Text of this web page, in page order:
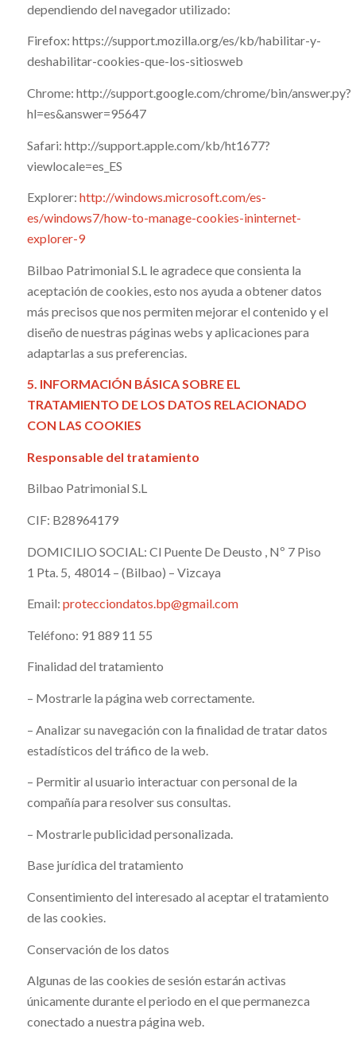
dependiendo del navegador utilizado:
Firefox: https://support.mozilla.org/es/kb/habilitar-y-
deshabilitar-cookies-que-los-sitiosweb
Chrome: http://support.google.com/chrome/bin/answer.py?
hl=es&answer=95647
Safari: http://support.apple.com/kb/ht1677?
viewlocale=es_ES
Explorer: http://windows.microsoft.com/es-
es/windows7/how-to-manage-cookies-ininternet-
explorer-9
Bilbao Patrimonial S.L le agradece que consienta la
aceptación de cookies, esto nos ayuda a obtener datos
más precisos que nos permiten mejorar el contenido y el
diseño de nuestras páginas webs y aplicaciones para
adaptarlas a sus preferencias.
5. INFORMACIÓN BÁSICA SOBRE EL
TRATAMIENTO DE LOS DATOS RELACIONADO
CON LAS COOKIES
Responsable del tratamiento
Bilbao Patrimonial S.L
CIF: B28964179
DOMICILIO SOCIAL: Cl Puente De Deusto , Nº 7 Piso
1 Pta. 5, 48014 – (Bilbao) – Vizcaya
Email: protecciondatos.bp@gmail.com
Teléfono: 91 889 11 55
Finalidad del tratamiento
– Mostrarle la página web correctamente.
– Analizar su navegación con la finalidad de tratar datos
estadísticos del tráfico de la web.
– Permitir al usuario interactuar con personal de la
compañía para resolver sus consultas.
– Mostrarle publicidad personalizada.
Base jurídica del tratamiento
Consentimiento del interesado al aceptar el tratamiento
de las cookies.
Conservación de los datos
Algunas de las cookies de sesión estarán activas
únicamente durante el periodo en el que permanezca
conectado a nuestra página web.